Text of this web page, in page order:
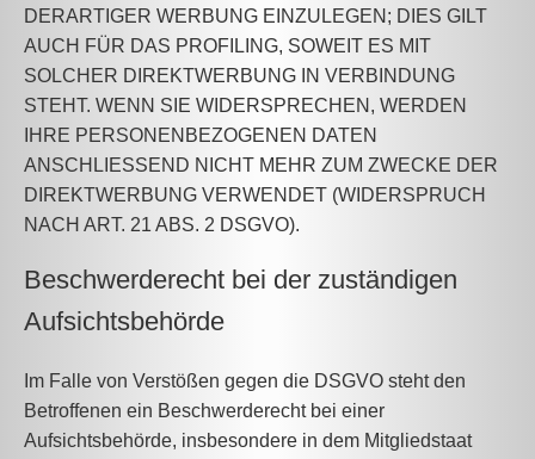
DERARTIGER WERBUNG EINZULEGEN; DIES GILT
AUCH FÜR DAS PROFILING, SOWEIT ES MIT
SOLCHER DIREKTWERBUNG IN VERBINDUNG
STEHT. WENN SIE WIDERSPRECHEN, WERDEN
IHRE PERSONENBEZOGENEN DATEN
ANSCHLIESSEND NICHT MEHR ZUM ZWECKE DER
DIREKTWERBUNG VERWENDET (WIDERSPRUCH
NACH ART. 21 ABS. 2 DSGVO).
Beschwerde­recht bei der zuständigen
Aufsichts­behörde
Im Falle von Verstößen gegen die DSGVO steht den
Betroffenen ein Beschwerderecht bei einer
Aufsichtsbehörde, insbesondere in dem Mitgliedstaat